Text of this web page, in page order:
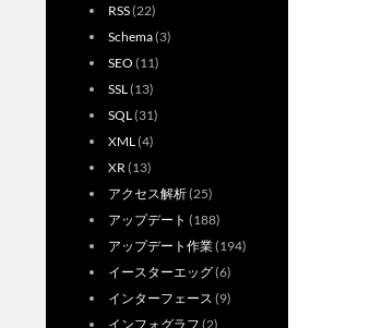
RSS(22)
Schema(3)
SEO (11)
SSL(13)
SQL(31)
XML(4)
XR(13)
アクセス解析(25)
アップデート (188)
アップデート作業(194)
イースターエッグ(6)
インターフェース (9)
インフォグラフ (2)